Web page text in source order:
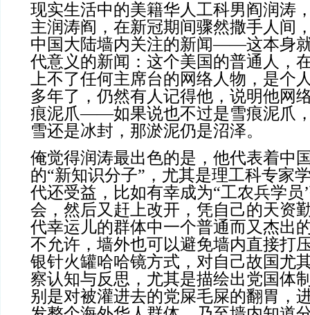
现实生活中的美籍华人工科男阎润涛
主润涛阎，在新冠期间骤然撒手人间
中国大陆墙内关注的新闻——这本身
代意义的新闻：这个美国的普通人，
上不了任何主席台的网络人物，是个
多年了，仍然有人记得他，说明他网
痕泥爪——如果说也不过是雪痕泥爪
雪还是冰封，那淤泥仍是沼泽。
俺觉得润涛最出色的是，他代表着中
的“新知识分子”，尤其是理工科专家
代还受益，比如有幸成为“工农兵学员
会，然后又赶上改开，凭自己的天资
代幸运儿的群体中一个普通而又杰出
不允许，墙外也可以避免墙内直接打
银针火罐哈哈镜方式，对自己故国尤
察认知与反思，尤其是描绘出党国体
别是对被灌进去的党屎毛屎的翻胃，